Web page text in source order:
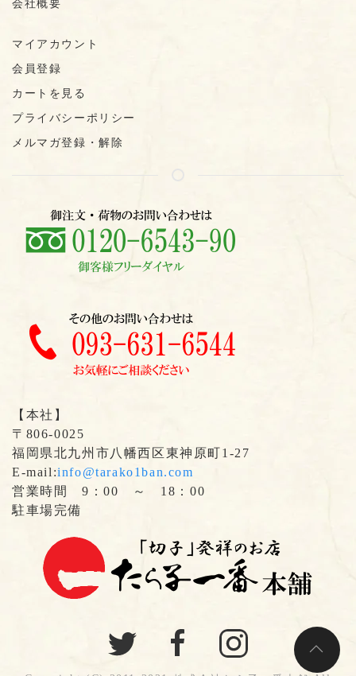
会社概要
マイアカウント
会員登録
カートを見る
プライバシーポリシー
メルマガ登録・解除
【本社】
〒806-0025
福岡県北九州市八幡西区東神原町1-27
E-mail:info@tarako1ban.com
営業時間 9：00 ～ 18：00
駐車場完備